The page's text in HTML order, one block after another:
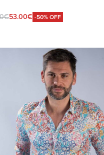
€53.00€ -50% OFF